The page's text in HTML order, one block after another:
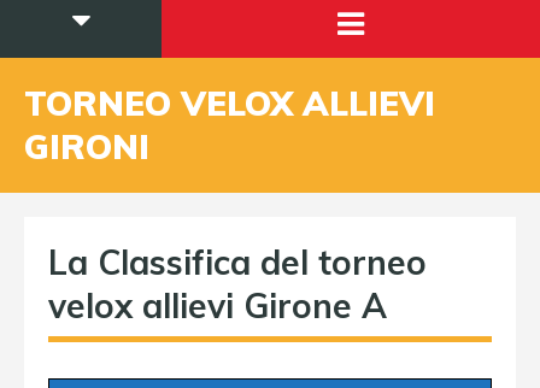
TORNEO VELOX ALLIEVI
GIRONI
La Classifica del torneo
velox allievi Girone A